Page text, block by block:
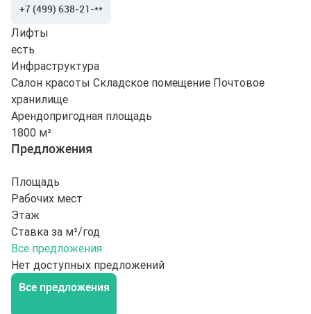
+7 (499) 638-21-**
Лифты
есть
Инфраструктура
Салон красоты Складское помещение Почтовое
хранилище
Арендопригодная площадь
1800 м²
Предложения
Площадь
Рабочих мест
Этаж
Ставка за м²/год
Все предложения
Нет доступных предложений
Все предложения